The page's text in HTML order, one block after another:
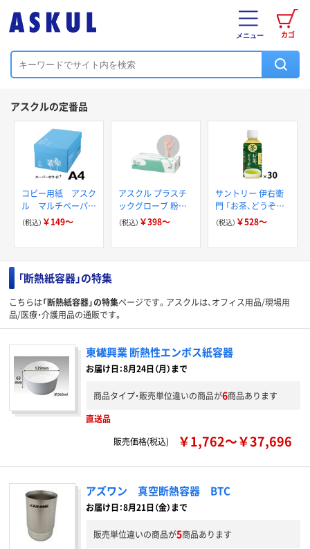
カゴ
メニュー
アスクルの定番品
コピー用紙 アスク
ル マルチペーパー
スーパーホワイト+
（税込） ￥149～
アスクル プラスチ
ックグローブ 粉な
し（パウダーフリー）
（税込） ￥398～
サントリー 伊右衛
門 「お茶、どうぞ。」
緑茶
（税込） ￥528～
「断熱紙容器」の特集
こちらは「断熱紙容器」の特集ページです。アスクルは、オフィス用品/現場用
品/医療・介護用品の通販です。
東罐興業 断熱性エンボス紙容器
お届け日：8月24日（月）まで
商品タイプ・販売単位違いの商品が6商品あります
直送品
販売価格(税込)
￥1,762～￥37,696
アズワン 真空断熱容器 BTC
お届け日：8月21日（金）まで
販売単位違いの商品が5商品あります